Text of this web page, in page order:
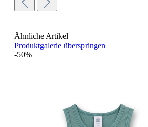
Ähnliche Artikel
Produktgalerie überspringen
-50%